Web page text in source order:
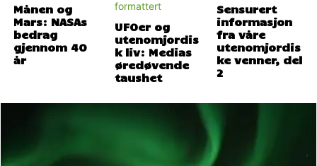
Månen og
Mars: NASAs
bedrag
gjennom 40
år
UFOer og
utenomjordis
k liv: Medias
øredøvende
taushet
Sensurert
informasjon
fra våre
utenomjordis
ke venner, del
2